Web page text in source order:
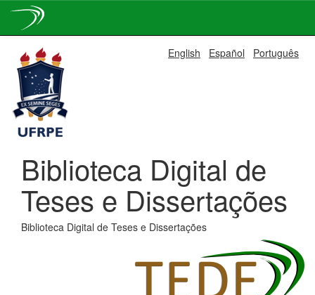
navigation
English Español Português
Biblioteca Digital de
Teses e Dissertações
Biblioteca Digital de Teses e Dissertações